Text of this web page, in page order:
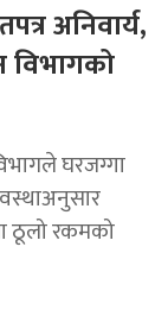
अनिवार्य,
विभागको
घरजग्गा
ठूलो रकमको